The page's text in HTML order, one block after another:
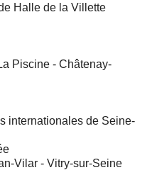
Halle de la Villette
Piscine - Châtenay-
internationales de Seine-
Vilar - Vitry-sur-Seine